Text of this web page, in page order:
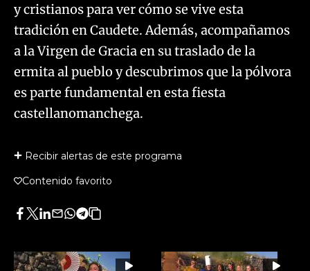
y cristianos para ver cómo se vive esta
tradición en Caudete. Además, acompañamos
a la Virgen de Gracia en su traslado de la
ermita al pueblo y descubrimos que la pólvora
es parte fundamental en esta fiesta
castellanomanchega.
Recibir alertas de este programa
Contenido favorito
Facebook
Twitter
LinkedIn
Enviar
Whatsapp
Telegram
Copiar
artículo